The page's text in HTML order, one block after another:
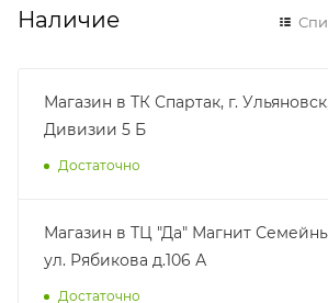
Наличие
Магазин в ТК Спартак, г.
Дивизии 5 Б
Достаточно
Магазин в ТЦ "Да" Магнит
ул. Рябикова д.106 А
Достаточно